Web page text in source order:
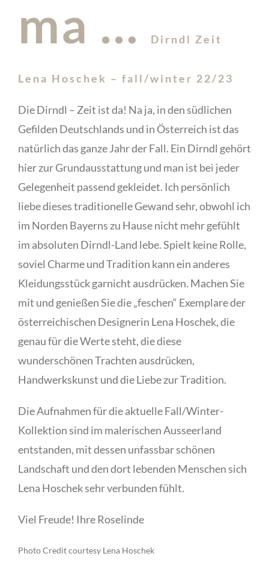
ma …
Dirndl Zeit
Lena Hoschek – fall/winter 22/23
Die Dirndl – Zeit ist da! Na ja, in den südlichen
Gefilden Deutschlands und in Österreich ist das
natürlichdas ganze Jahr der Fall. Ein Dirndl gehört
hier zur Grundausstattung und man ist bei jeder
Gelegenheit passend gekleidet. Ich persönlich
liebe dieses traditionelle Gewand sehr, obwohl ich
im Norden Bayerns zu Hause nicht mehr gefühlt
im absoluten Dirndl-Land lebe. Spielt keine Rolle,
soviel Charme und Tradition kann ein anderes
Kleidungsstück garnicht ausdrücken. Machen Sie
mit und genießen Sie die „feschen“ Exemplare der
österreichischen Designerin Lena Hoschek, die
genau für die Werte steht, die diese
wunderschönen Trachten ausdrücken,
Handwerkskunst und die Liebe zur Tradition.
Die Aufnahmen für die aktuelle Fall/Winter-
Kollektion sind im malerischen Ausseerland
entstanden, mit dessen unfassbar schönen
Landschaft und den dort lebenden Menschen sich
Lena Hoschek sehr verbunden fühlt.
Viel Freude! Ihre Roselinde
Photo Credit courtesy Lena Hoschek